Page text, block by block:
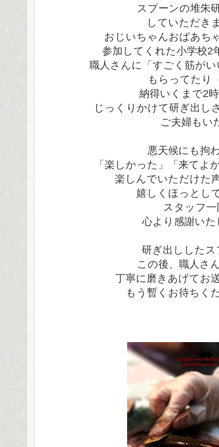
スプーンの堆朱
していただき
おじいちゃんおばあち
参加してくれた小学校2
職人さんに「すごく筋が
もらってたり
納得いくまで2
じっくりかけて研ぎ出し
ご夫婦もい
悪天候にも拘
「楽しかった」「来てよ
楽しんでいただけた
嬉しくほっとし
スタッフ一
心より感謝い
研ぎ出しした
この後、職人さ
丁寧に磨きあげてお
もう暫くお待ちく